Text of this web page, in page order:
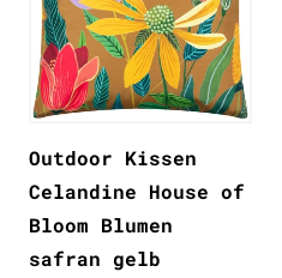
Outdoor Kissen
Celandine House of
Bloom Blumen
safran gelb